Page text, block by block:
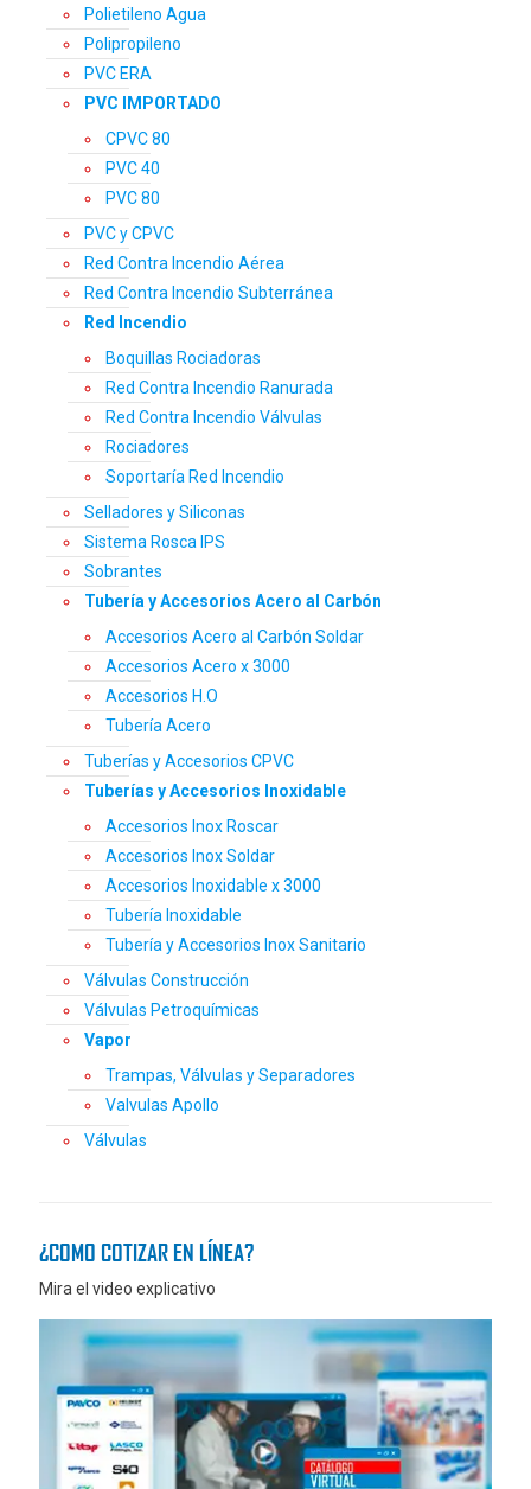
Polietileno Agua
Polipropileno
PVC ERA
PVC IMPORTADO
CPVC 80
PVC 40
PVC 80
PVC y CPVC
Red Contra Incendio Aérea
Red Contra Incendio Subterránea
Red Incendio
Boquillas Rociadoras
Red Contra Incendio Ranurada
Red Contra Incendio Válvulas
Rociadores
Soportaría Red Incendio
Selladores y Siliconas
Sistema Rosca IPS
Sobrantes
Tubería y Accesorios Acero al Carbón
Accesorios Acero al Carbón Soldar
Accesorios Acero x 3000
Accesorios H.O
Tubería Acero
Tuberías y Accesorios CPVC
Tuberías y Accesorios Inoxidable
Accesorios Inox Roscar
Accesorios Inox Soldar
Accesorios Inoxidable x 3000
Tubería Inoxidable
Tubería y Accesorios Inox Sanitario
Válvulas Construcción
Válvulas Petroquímicas
Vapor
Trampas, Válvulas y Separadores
Valvulas Apollo
Válvulas
¿COMO COTIZAR EN LÍNEA?
Mira el video explicativo